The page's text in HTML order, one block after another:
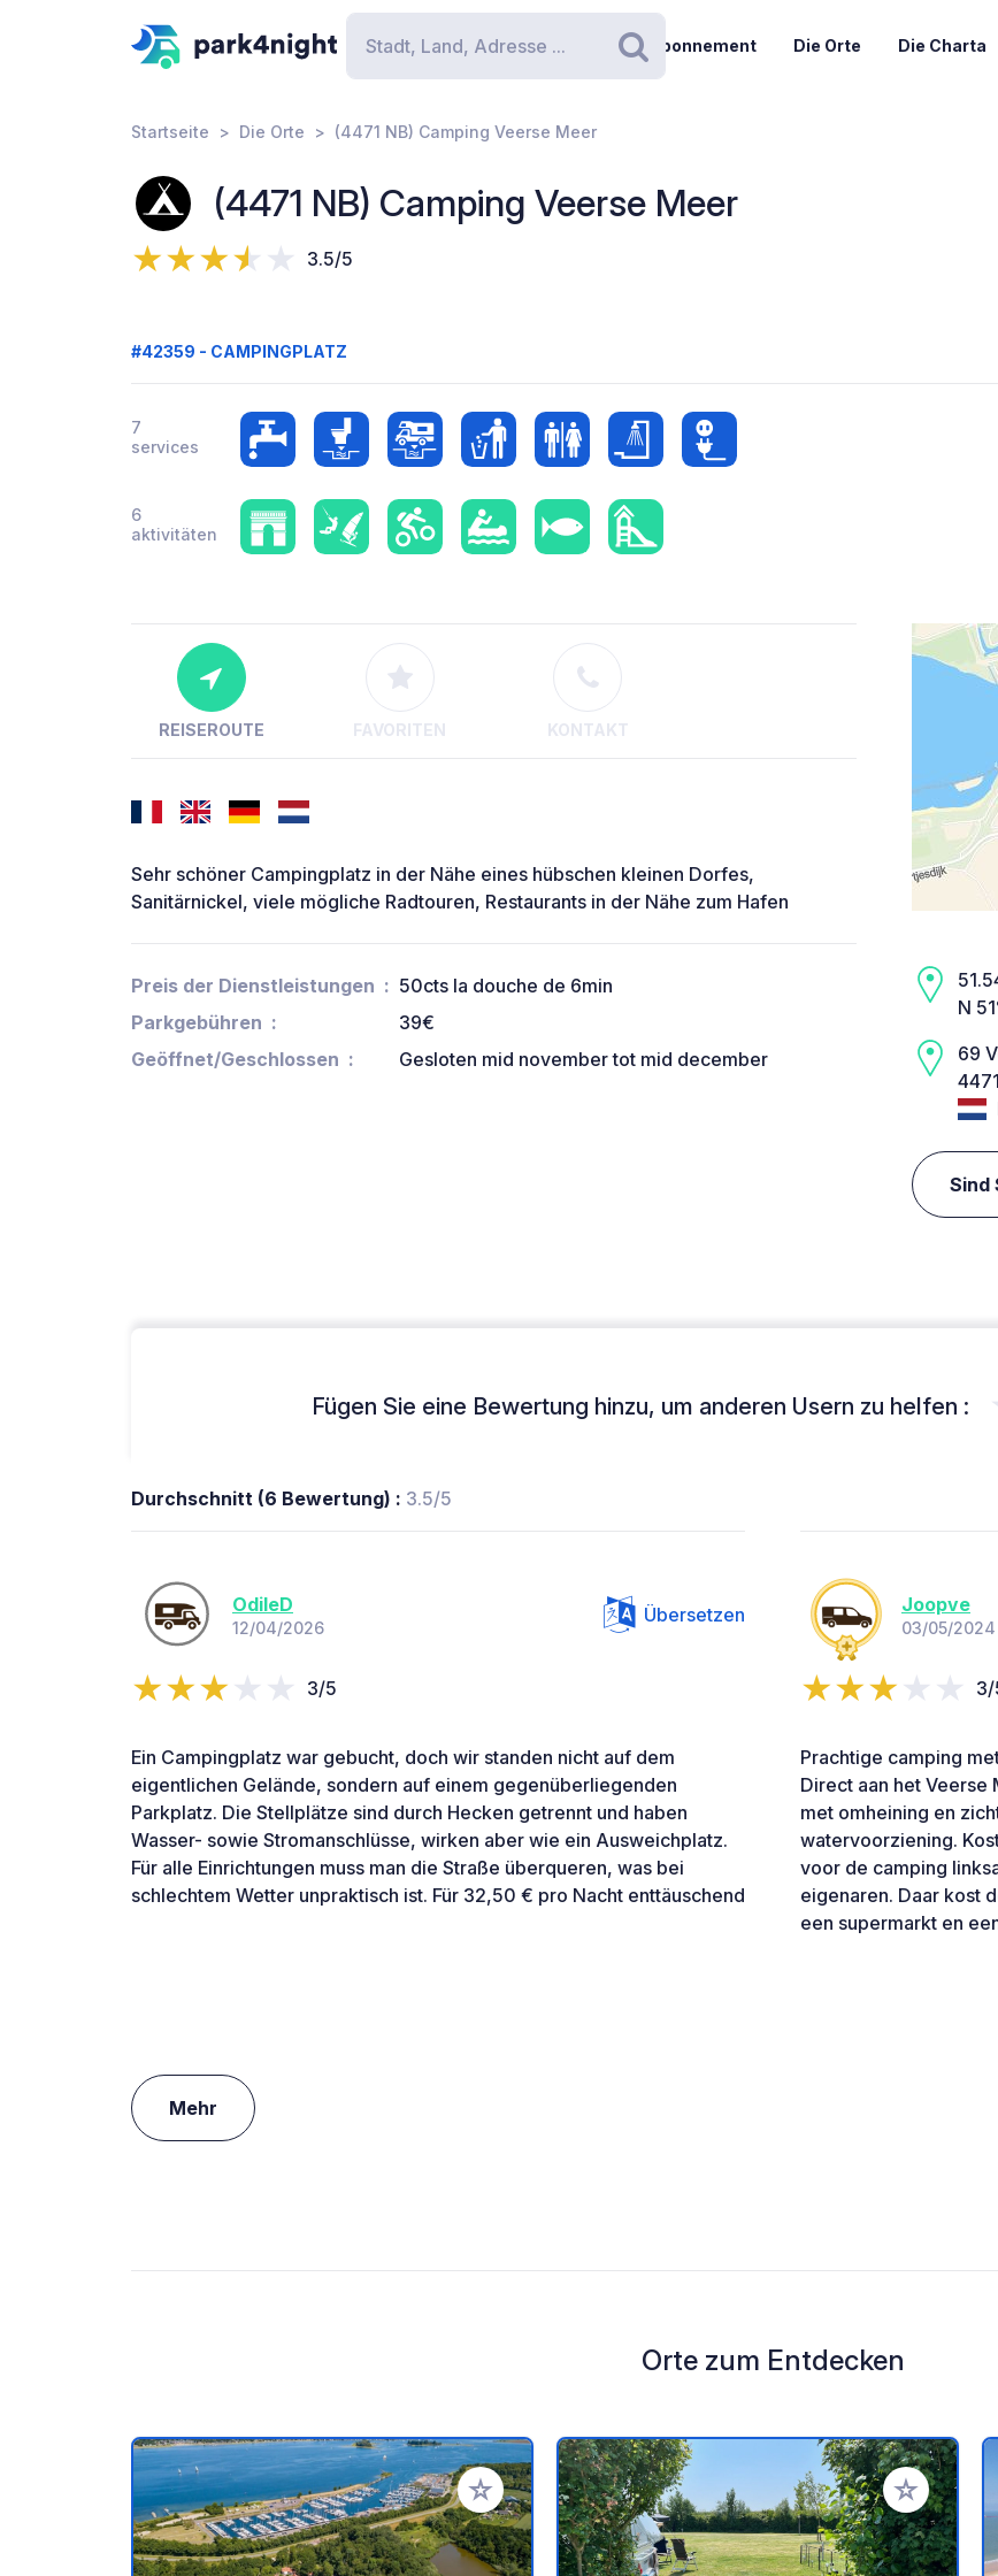
Suchen
Abonnement Die Orte Die Charta
Startseite Die Orte (4471 NB) Camping Veerse Meer
(4471 NB) Camping Veerse Meer
3.5/5
#42359 - CAMPINGPLATZ
7
services
6
aktivitäten
REISEROUTE FAVORITEN KONTAKT
Sehr schöner Campingplatz in der Nähe eines hübschen kleinen Dorfes,
Sanitärnickel, viele mögliche Radtouren, Restaurants in der Nähe zum Hafen
Preis der Dienstleistungen
50cts la douche de 6min
Parkgebühren
39€
Geöffnet/Geschlossen
Gesloten mid november tot mid december
N
69
Sind
Fügen Sie eine Bewertung hinzu, um anderen Usern zu helfen :
Durchschnitt (6 Bewertung) : 3.5/5
OdileD
12/04/2026
Übersetzen
3/5
Ein Campingplatz war gebucht, doch wir standen nicht auf dem
eigentlichen Gelände, sondern auf einem gegenüberliegenden
Parkplatz. Die Stellplätze sind durch Hecken getrennt und haben
Wasser- sowie Stromanschlüsse, wirken aber wie ein Ausweichplatz.
Für alle Einrichtungen muss man die Straße überqueren, was bei
schlechtem Wetter unpraktisch ist. Für 32,50 € pro Nacht enttäuschend
Joopve
03/05/2024
3/
Prachtige camping
Direct aan het Veerse
met omheining en
watervoorziening.
voor de camping
eigenaren. Daar kost
een supermarkt en
Mehr
Orte zum Entdecken
Zu Ihren Favoriten hinzufügen Zu Ihren